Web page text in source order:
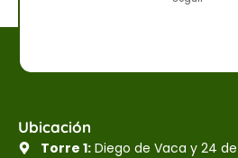
Ubicación
Torre 1:Diego de Vaca y 24 de